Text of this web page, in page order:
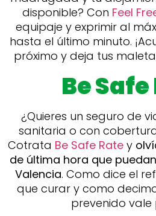
disponible? Con Feel
equipaje y exprimir al
hasta el último minuto.
próximo y deja tus
Be
¿Quieres un seguro de
sanitaria o con
Cotrata Be Safe Rate y
de última hora que
Valencia. Como dice el
que curar y como
prevenido vale